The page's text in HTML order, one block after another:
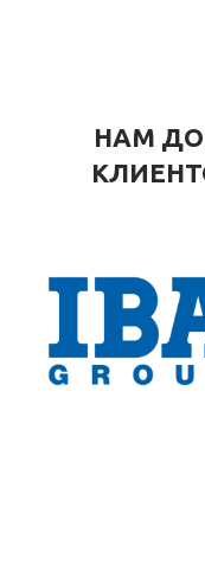
НАМ